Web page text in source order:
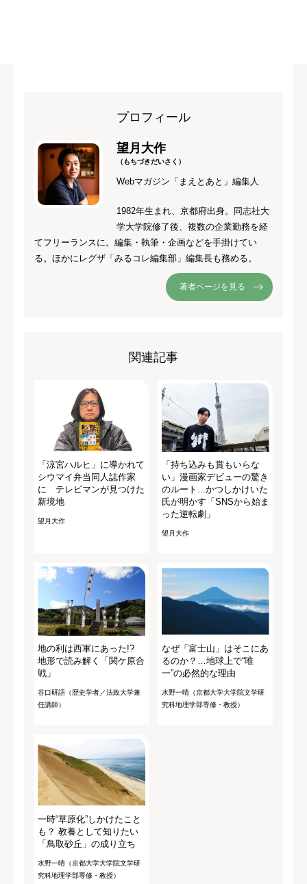
プロフィール
望月大作
（もちづきだいさく）
Webマガジン「まえとあと」編集人
1982年生まれ、京都府出身。同志社大
学大学院修了後、複数の企業勤務を経
てフリーランスに。編集・執筆・企画などを手掛けてい
る。ほかにレグザ「みるコレ編集部」編集長も務める。
著者ページを見る
関連記事
「涼宮ハルヒ」に導かれて
シウマイ弁当同人誌作家
に テレビマンが見つけた
新境地
望月大作
「持ち込みも賞もいらな
い」漫画家デビューの驚き
のルート...かつしかけいた
氏が明かす「SNSから始ま
った逆転劇」
望月大作
地の利は西軍にあった!?
地形で読み解く「関ケ原合
戦」
谷口研語（歴史学者／法政大学兼
任講師）
なぜ「富士山」はそこにあ
るのか？…地球上で“唯
一”の必然的な理由
水野一晴（京都大学大学院文学研
究科地理学部専修・教授）
一時“草原化”しかけたこと
も？ 教養として知りたい
「鳥取砂丘」の成り立ち
水野一晴（京都大学大学院文学研
究科地理学部専修・教授）